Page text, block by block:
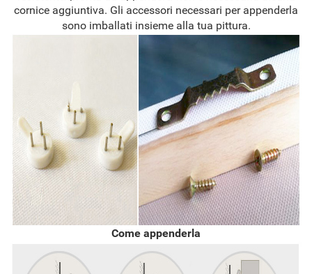
cornice aggiuntiva. Gli accessori necessari per appenderla
sono imballati insieme alla tua pittura.
Come appenderla